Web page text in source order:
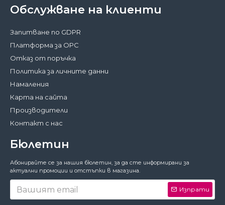
За да работи този сайт както трябва,
понякога запазваме на вашето устройство
малки файлове с данни, наричани
Обслужване на клиенти
Запитване по GDPR
Платформа за ОРС
Отказ от поръчка
Политика за личните данни
Намаления
Карта на сайта
Производители
Контакт с нас
Бюлетин
Абонирайте се за нашия бюлетин, за да сте информирани за
актуални промоции и отстъпки в магазина.
Изпрати